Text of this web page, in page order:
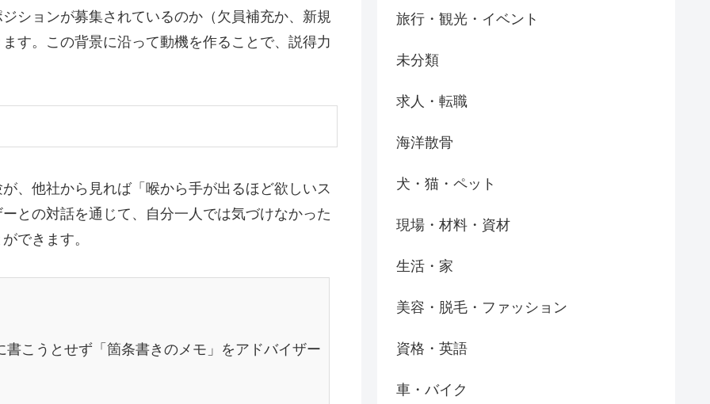
ションが募集されているのか（欠員補充か、新規
す。この背景に沿って動機を作ることで、説得力
、他社から見れば「喉から手が出るほど欲しいス
との対話を通じて、自分一人では気づけなかった
できます。
こうとせず「箇条書きのメモ」をアドバイザー
旅行・観光・イベント
未分類
求人・転職
海洋散骨
犬・猫・ペット
現場・材料・資材
生活・家
美容・脱毛・ファッション
資格・英語
車・バイク